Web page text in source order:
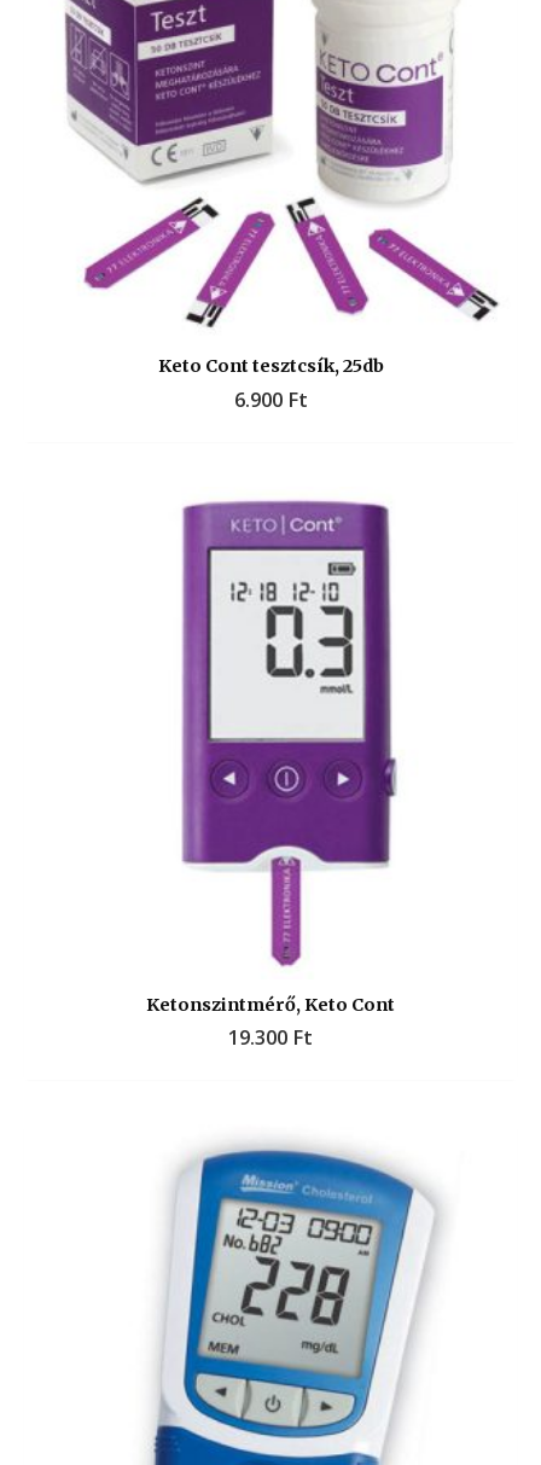
Keto Cont tesztcsík, 25db
6.900 Ft
Ketonszintmérő, Keto Cont
19.300 Ft